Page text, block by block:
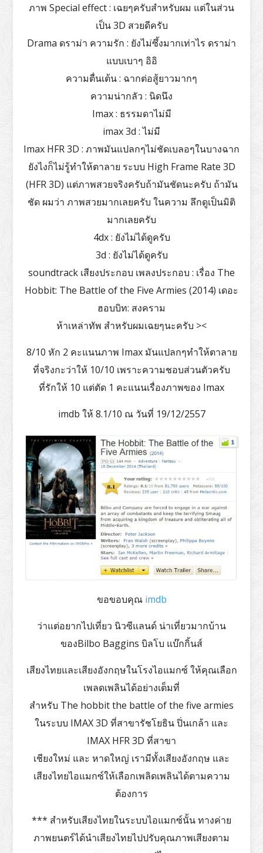
ภาพ Special effect : เฉยๆครับสำหรับผม แต่ในส่วน
เป็น 3D สวยดีครับ
Drama ดราม่า ความรัก : ยังไม่ซึ้งมากเท่าไร ดราม่า
แบบเบาๆ อิอิ
ความตื่นเต้น : ฉากต่อสู้ยาวมากๆ
ความน่ากลัว : นิดนึง
Imax : ธรรมดาไม่มี
imax 3d : ไม่มี
Imax HFR 3D : ภาพมันแปลกๆไม่ชัดเบลอๆในบางฉาก
ยังไงก็ไม่รู้ทำให้ตาลาย ระบบ High Frame Rate 3D
(HFR 3D) แต่ภาพสวยจริงครับถ้ามันชัดนะครับ ถ้ามัน
ชัด ผมว่า ภาพสวยมากเลยครับ ในความ ลึกดูเป็นมิติ
มากเลยครับ
4dx : ยังไม่ได้ดูครับ
3d : ยังไม่ได้ดูครับ
soundtrack เสียงประกอบ เพลงประกอบ : เรื่อง The
Hobbit: The Battle of the Five Armies (2014) เดอะ
ฮอบบิท: สงคราม
ห้าเหล่าทัพ สำหรับผมเฉยๆนะครับ ><
8/10 หัก 2 คะแนนภาพ Imax มันแปลกๆทำให้ตาลาย
ที่จริงกะว่าให้ 10/10 เพราะความชอบส่วนตัวครับ
ที่รักให้ 10 แต่ตัด 1 คะแนนเรื่องภาพของ Imax
imdb ให้ 8.1/10 ณ วันที่ 19/12/2557
ขอขอบคุณ imdb
ว่าแต่อยากไปเที่ยว นิวซีแลนด์ น่าเที่ยวมากบ้าน
ของBilbo Baggins บิลโบ แบ๊กกิ้นส์
เสียงไทยและเสียงอังกฤษในโรงไอแมกซ์ ให้คุณเลือก
เพลดเพลินได้อย่างเต็มที่
สำหรับ The hobbit the battle of the five armies
ในระบบ IMAX 3D ที่สาขารัชโยธิน ปิ่นเกล้า และ
IMAX HFR 3D ที่สาขา
เชียงใหม่ และ หาดใหญ่ เรามีทั้งเสียงอังกฤษ และ
เสียงไทยไอแมกซ์ให้เลือกเพลิดเพลินได้ตามความ
ต้องการ
*** สำหรับเสียงไทยในระบบไอแมกซ์นั้น ทางค่าย
ภาพยนตร์ได้นำเสียงไทยไปปรับคุณภาพเสียงตาม